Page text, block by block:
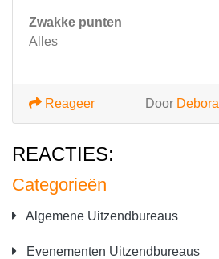
Categorieën
Algemene Uitzendbureaus
Evenementen Uitzendbureaus
Zwakke punten
Alles
Door Debora
Reageer
REACTIES: